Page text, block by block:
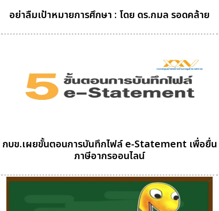
อย่าลืมเป้าหมายการศึกษา : โดย ดร.กมล รอดคล้าย
กบข.เผยขั้นตอนการบันทึกไฟล์ e-Statement เพื่อยื่น
ภาษีอากรออนไลน์